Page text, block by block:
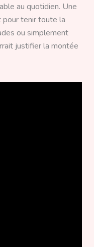
au quotidien. Une
pour tenir toute la
ou simplement
justifier la montée